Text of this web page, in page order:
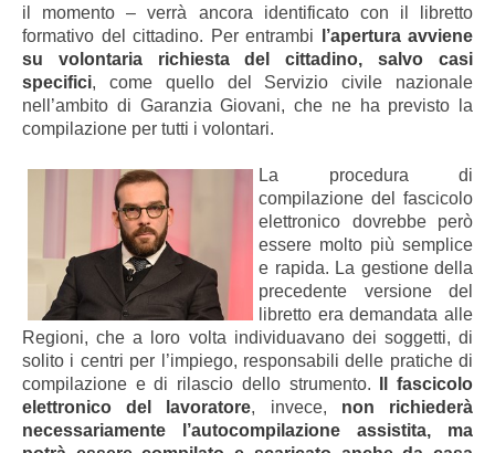
il momento – verrà ancora identificato con il libretto
formativo del cittadino. Per entrambi
l’apertura avviene
su volontaria richiesta del cittadino, salvo casi
specifici, come quello del Servizio civile nazionale
nell’ambito di Garanzia Giovani, che ne ha previsto la
compilazione per tutti i volontari.
La procedura di
compilazione del fascicolo
elettronico dovrebbe però
essere molto più semplice
e rapida. La gestione della
precedente versione del
libretto era demandata alle
Regioni, che a loro volta individuavano dei soggetti, di
solito i centri per l’impiego, responsabili delle pratiche di
compilazione e di rilascio dello strumento.
Il fascicolo
elettronico del lavoratore, invece, non richiederà
necessariamente l’autocompilazione assistita, ma